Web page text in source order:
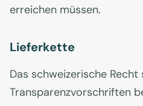
erreichen müssen.
Lieferkette
Das schweizerische
Transparenzvorschriften